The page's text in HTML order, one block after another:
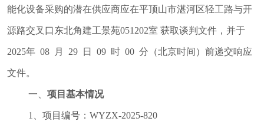
督
规范性文件
治理
能化设备采购的潜在供应商应在平顶山市湛河区轻工路与开
源路交叉口东北角建工景苑051202室 获取谈判文件，并于
2025年 08 月 29 日 09 时 00 分（北京时间）前递交响应
文件。
一、 项目基本情况
1、项目编号： WYZX-2025-820